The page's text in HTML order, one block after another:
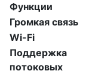
Функции
Громкая связь
Wi-Fi
Поддержка
потоковых